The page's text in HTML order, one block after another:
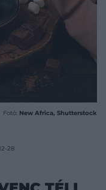
Fotó: New Africa, Shutterstock
28